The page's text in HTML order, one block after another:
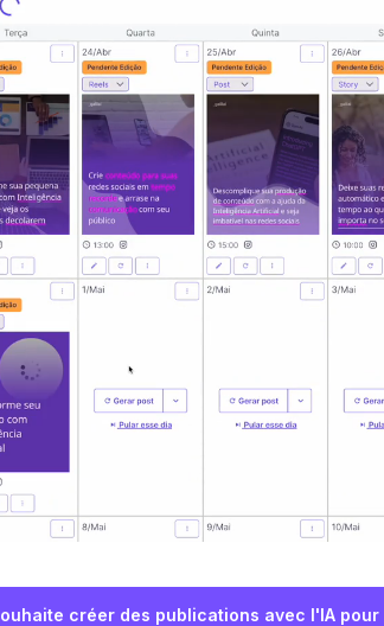
créer des publications avec l'IA pour